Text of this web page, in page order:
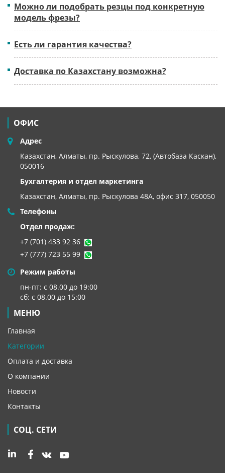
Можно ли подобрать резцы под конкретную
модель фрезы?
Есть ли гарантия качества?
Доставка по Казахстану возможна?
ОФИС
Адрес
Казахстан, Алматы, пр. Рыскулова, 72, (Автобаза Каскан),
050016
Бухгалтерия и отдел маркетинга
Казахстан, Алматы, пр. Рыскулова 48А, офис 317, 050050
Телефоны
Отдел продаж:
+7 (701) 433 92 36
+7 (777) 723 55 99
Режим работы
пн-пт: с 08.00 до 19:00
сб: с 08.00 до 15:00
МЕНЮ
Главная
Категории
Оплата и доставка
О компании
Новости
Контакты
СОЦ. СЕТИ